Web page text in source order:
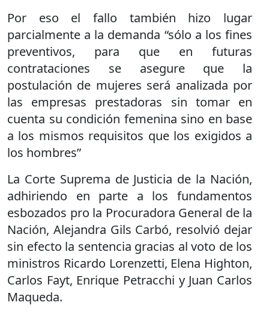
Por eso el fallo también hizo lugar
parcialmente a la demanda “sólo a los fines
preventivos, para que en futuras
contrataciones se asegure que la
postulación de mujeres será analizada por
las empresas prestadoras sin tomar en
cuenta su condición femenina sino en base
a los mismos requisitos que los exigidos a
los hombres”
La Corte Suprema de Justicia de la Nación,
adhiriendo en parte a los fundamentos
esbozados pro la Procuradora General de la
Nación, Alejandra Gils Carbó, resolvió dejar
sin efecto la sentencia gracias al voto de los
ministros Ricardo Lorenzetti, Elena Highton,
Carlos Fayt, Enrique Petracchi y Juan Carlos
Maqueda.